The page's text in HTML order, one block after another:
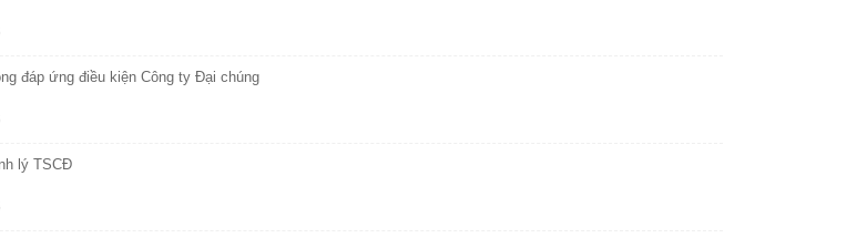
đáp ứng điều kiện Công ty Đại chúng
lý TSCĐ